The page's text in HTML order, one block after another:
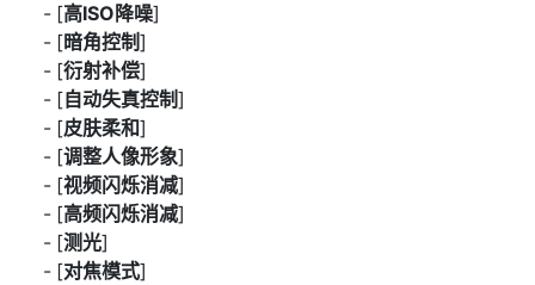
[高ISO降噪]
[暗角控制]
[衍射补偿]
[自动失真控制]
[皮肤柔和]
[调整人像形象]
[视频闪烁消减]
[高频闪烁消减]
[测光]
[对焦模式]